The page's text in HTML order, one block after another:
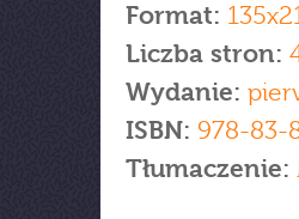
Format:
Liczba stron:
Wydanie:
ISBN: 978-83-
Tłumaczenie: